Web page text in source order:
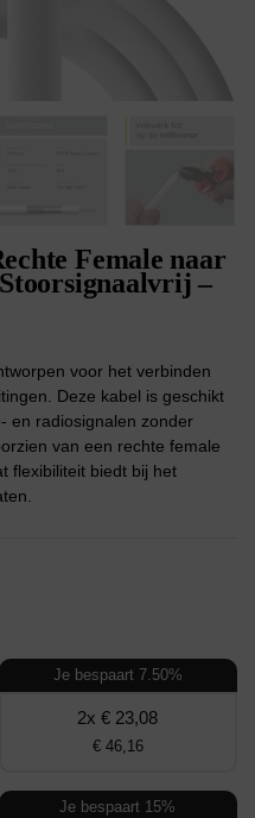
Female naar
–
voor het verbinden
Deze kabel is geschikt
en radiosignalen zonder
van een rechte female
flexibiliteit biedt bij het
Je bespaart 7.50%
2x € 23,08
€ 46,16
Je bespaart 15%